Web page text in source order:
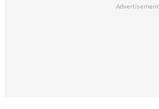
Advertisement